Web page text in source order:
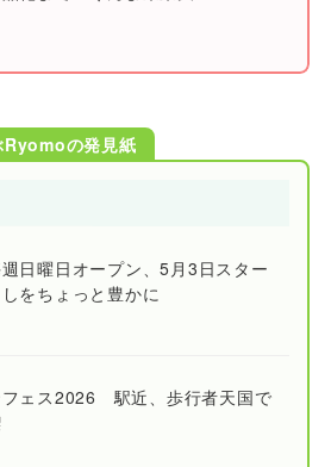
Ryomoの発見紙
週日曜日オープン、5月3日スター
をちょっと豊かに
フェス2026 駅近、歩行者天国で